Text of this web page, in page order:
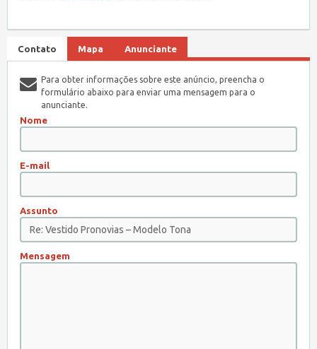
Contato Mapa Anunciante
Para obter informações sobre este anúncio, preencha o
formulário abaixo para enviar uma mensagem para o
anunciante.
Nome
E-mail
Assunto
Mensagem